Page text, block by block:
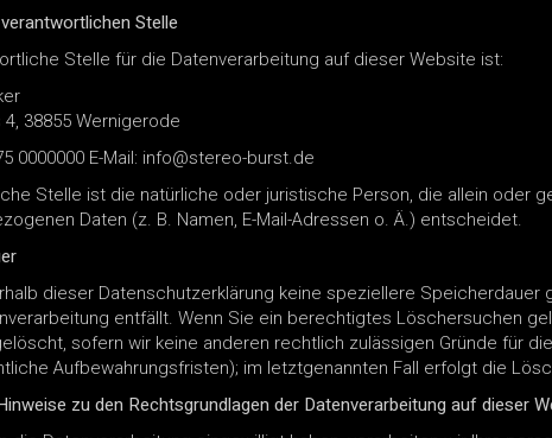
Stelle
Stelle für die Datenverarbeitung auf dieser Website ist:
38855 Wernigerode
0000000 E-Mail: info@stereo-burst.de
Stelle ist die natürliche oder juristische Person, die allein oder
Daten (z. B. Namen, E-Mail-Adressen o. Ä.) entscheidet.
dieser Datenschutzerklärung keine speziellere
entfällt. Wenn Sie ein berechtigtes Löschersuchen
sofern wir keine anderen rechtlich zulässigen Gründe für
Aufbewahrungsfristen); im letztgenannten Fall erfolgt die
zu den Rechtsgrundlagen der Datenverarbeitung auf dieser